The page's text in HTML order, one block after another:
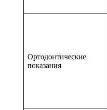
Ортодонтические
показания